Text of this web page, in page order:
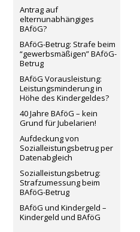
Antrag auf
elternunabhängiges
BAföG?
BAföG-Betrug: Strafe beim
“gewerbsmäßigen” BAföG-
Betrug
BAföG Vorausleistung:
Leistungsminderung in
Höhe des Kindergeldes?
40 Jahre BAföG – kein
Grund für Jubelarien!
Aufdeckung von
Sozialleistungsbetrug per
Datenabgleich
Sozialleistungsbetrug:
Strafzumessung beim
BAföG-Betrug
BAföG und Kindergeld –
Kindergeld und BAföG